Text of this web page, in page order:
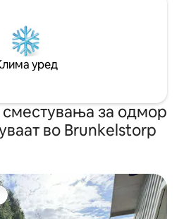
уред
за одмор
во Brunkelstorp
на гостите“